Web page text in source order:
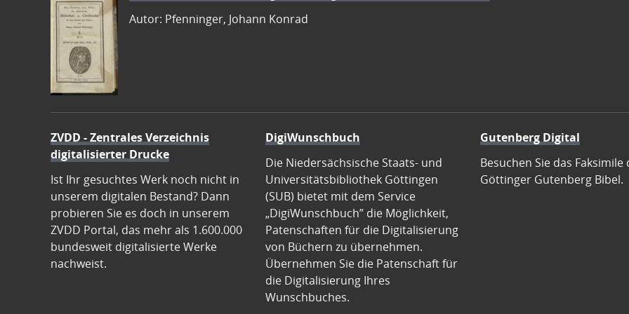
Autor: Pfenninger, Johann Konrad
ZVDD - Zentrales Verzeichnis
digitalisierter Drucke
Ist Ihr gesuchtes Werk noch nicht in
unserem digitalen Bestand? Dann
probieren Sie es doch in unserem
ZVDD Portal, das mehr als 1.600.000
bundesweit digitalisierte Werke
nachweist.
DigiWunschbuch
Die Niedersächsische Staats- und
Universitätsbibliothek Göttingen
(SUB) bietet mit dem Service
„DigiWunschbuch” die Möglichkeit,
Patenschaften für die Digitalisierung
von Büchern zu übernehmen.
Übernehmen Sie die Patenschaft für
die Digitalisierung Ihres
Wunschbuches.
Gutenberg Digital
Besuchen Sie das Faksimile
Göttinger Gutenberg Bibel.